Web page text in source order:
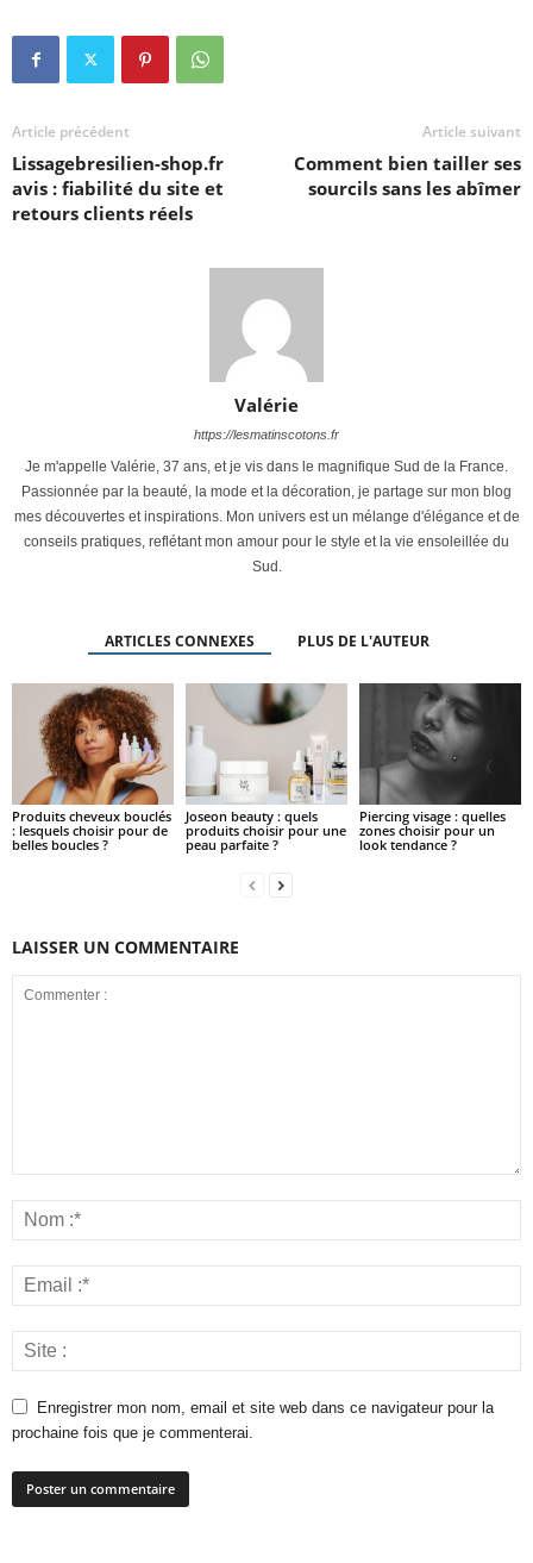
Article précédent
Lissagebresilien-shop.fr
avis : fiabilité du site et
retours clients réels
Article suivant
Comment bien tailler ses
sourcils sans les abîmer
Valérie
https://lesmatinscotons.fr
Je m'appelle Valérie, 37 ans, et je vis dans le magnifique Sud de la France.
Passionnée par la beauté, la mode et la décoration, je partage sur mon blog
mes découvertes et inspirations. Mon univers est un mélange d'élégance et de
conseils pratiques, reflétant mon amour pour le style et la vie ensoleillée du
Sud.
ARTICLES CONNEXES PLUS DE L'AUTEUR
Produits cheveux bouclés
: lesquels choisir pour de
belles boucles ?
Joseon beauty : quels
produits choisir pour une
peau parfaite ?
Piercing visage : quelles
zones choisir pour un
look tendance ?
LAISSER UN COMMENTAIRE
Enregistrer mon nom, email et site web dans ce navigateur pour la
prochaine fois que je commenterai.